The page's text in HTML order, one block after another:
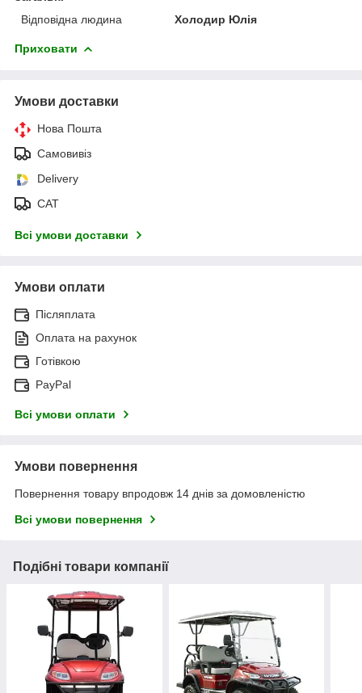
Відповідна людина
Холодир Юлія
Приховати
Умови доставки
Нова Пошта
Самовивіз
Delivery
САТ
Всі умови доставки
Умови оплати
Післяплата
Оплата на рахунок
Готівкою
PayPal
Всі умови оплати
Умови повернення
Повернення товару впродовж 14 днів за домовленістю
Всі умови повернення
Подібні товари компанії